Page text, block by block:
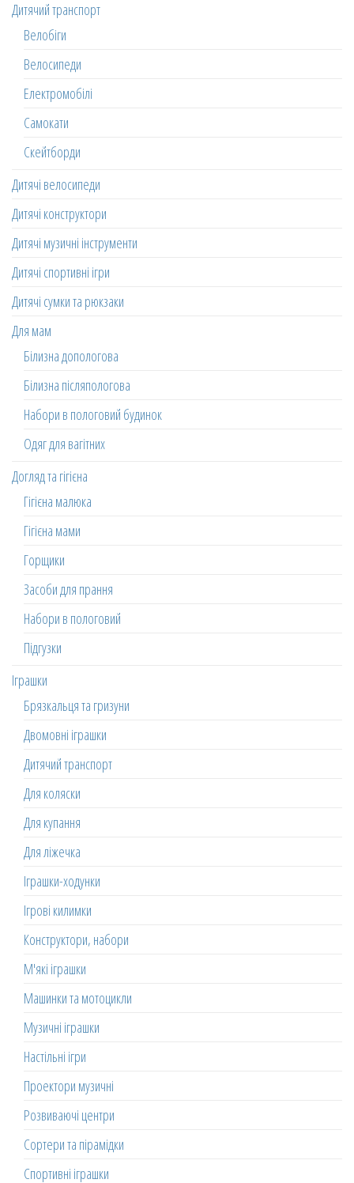
Дитячий транспорт
Велобіги
Велосипеди
Електромобілі
Самокати
Скейтборди
Дитячі велосипеди
Дитячі конструктори
Дитячі музичні інструменти
Дитячі спортивні ігри
Дитячі сумки та рюкзаки
Для мам
Білизна допологова
Білизна післяпологова
Набори в пологовий будинок
Одяг для вагітних
Догляд та гігієна
Гігієна малюка
Гігієна мами
Горщики
Засоби для прання
Набори в пологовий
Підгузки
Іграшки
Брязкальця та гризуни
Двомовні іграшки
Дитячий транспорт
Для коляски
Для купання
Для ліжечка
Іграшки-ходунки
Ігрові килимки
Конструктори, набори
М'які іграшки
Машинки та мотоцикли
Музичні іграшки
Настільні ігри
Проектори музичні
Розвиваючі центри
Сортери та пірамідки
Спортивні іграшки